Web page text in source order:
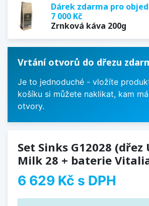
Dárek zdarma pro
7 000 Kč
Zrnková káva 200g
Vrtání otvorů do dřezu
Je to jednoduché - vložíte
košíku si můžete naklikat, kam
otvory.
Set Sinks G12028
Milk 28 + baterie
6 629 Kč s DPH